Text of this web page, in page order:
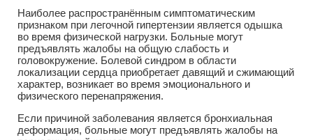
Наиболее распространённым симптоматическим
признаком при легочной гипертензии является одышка
во время физической нагрузки. Больные могут
предъявлять жалобы на общую слабость и
головокружение. Болевой синдром в области
локализации сердца приобретает давящий и сжимающий
характер, возникает во время эмоционального и
физического перенапряжения.
Если причиной заболевания является бронхиальная
деформация, больные могут предъявлять жалобы на